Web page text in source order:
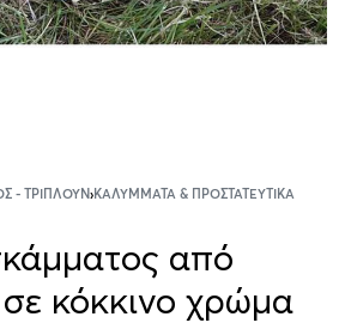
- ΤΡΙΠΛΟΎΝ›ΚΑΛΎΜΜΑΤΑ & ΠΡΟΣΤΑΤΕΥΤΙΚΆ
από
κόκκινο χρώμα